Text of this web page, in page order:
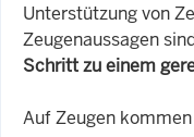
Unterstützung von
Zeugenaussagen
Schritt zu einem
Auf Zeugen